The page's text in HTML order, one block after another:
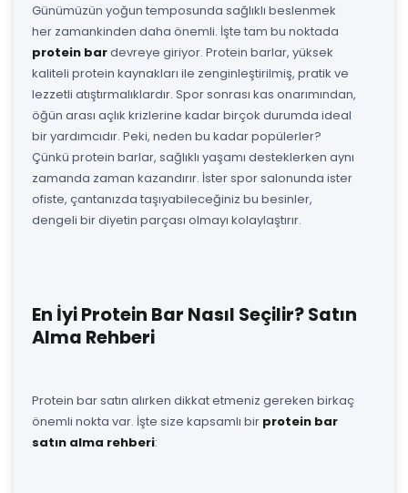
Günümüzün yoğun temposunda sağlıklı beslenmek
her zamankinden daha önemli. İşte tam bu noktada
protein bardevreye giriyor. Protein barlar, yüksek
kaliteli protein kaynakları ile zenginleştirilmiş, pratik ve
lezzetli atıştırmalıklardır. Spor sonrası kas onarımından,
öğün arası açlık krizlerine kadar birçok durumda ideal
bir yardımcıdır. Peki, neden bu kadar popülerler?
Çünkü protein barlar, sağlıklı yaşamı desteklerken aynı
zamanda zaman kazandırır. İster spor salonunda ister
ofiste, çantanızda taşıyabileceğiniz bu besinler,
dengeli bir diyetin parçası olmayı kolaylaştırır.
En İyi Protein Bar Nasıl Seçilir? Satın
Alma Rehberi
Protein bar satın alırken dikkat etmeniz gereken birkaç
önemli nokta var. İşte size kapsamlı bir protein bar
satın alma rehberi: